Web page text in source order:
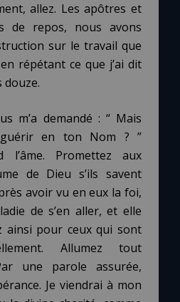
allez. Les apôtres et
de repos, nous avons
sur le travail que
répétant ce que j’ai dit
douze.
demandé : “ Mais
guérir en ton Nom ? ”
l’âme. Promettez aux
de Dieu s’ils savent
avoir vu en eux la foi,
de s’en aller, et elle
ainsi pour ceux qui sont
Allumez tout
une parole assurée,
Je viendrai à mon